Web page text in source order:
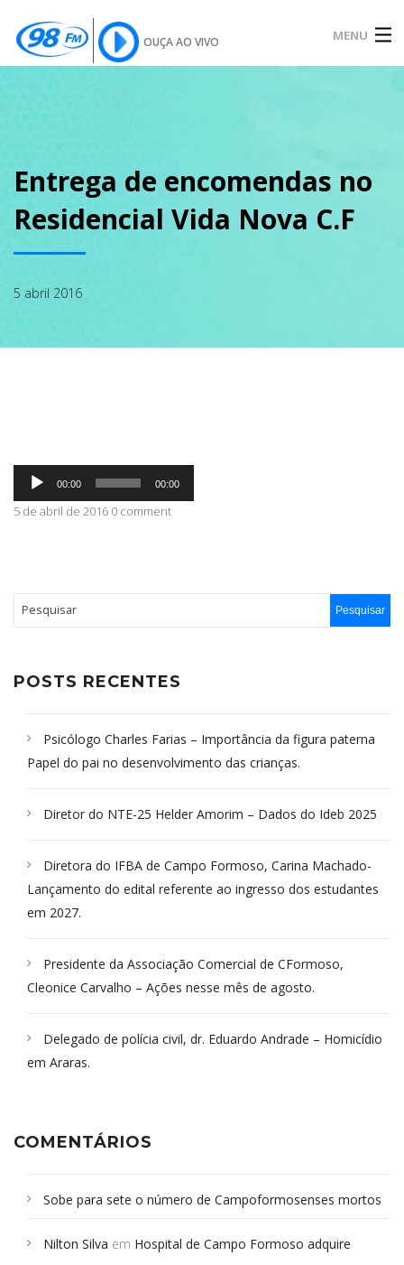
OUÇA AO VIVO MENU
SOBRE
CONTATO
Entrega de encomendas no
Residencial Vida Nova C.F
5 abril 2016
Tocador
áudio
00:00 00:00
5 de abril de 2016 0 comment
POSTS RECENTES
Psicólogo Charles Farias – Importância da figura paterna
Papel do pai no desenvolvimento das crianças.
Diretor do NTE-25 Helder Amorim – Dados do Ideb 2025
Diretora do IFBA de Campo Formoso, Carina Machado-
Lançamento do edital referente ao ingresso dos estudantes
em 2027.
Presidente da Associação Comercial de CFormoso,
Cleonice Carvalho – Ações nesse mês de agosto.
Delegado de polícia civil, dr. Eduardo Andrade – Homicídio
em Araras.
COMENTÁRIOS
Sobe para sete o número de Campoformosenses mortos
Campoformosenses que morreram em desabamentos são
Nilton Silva em Hospital de Campo Formoso adquire